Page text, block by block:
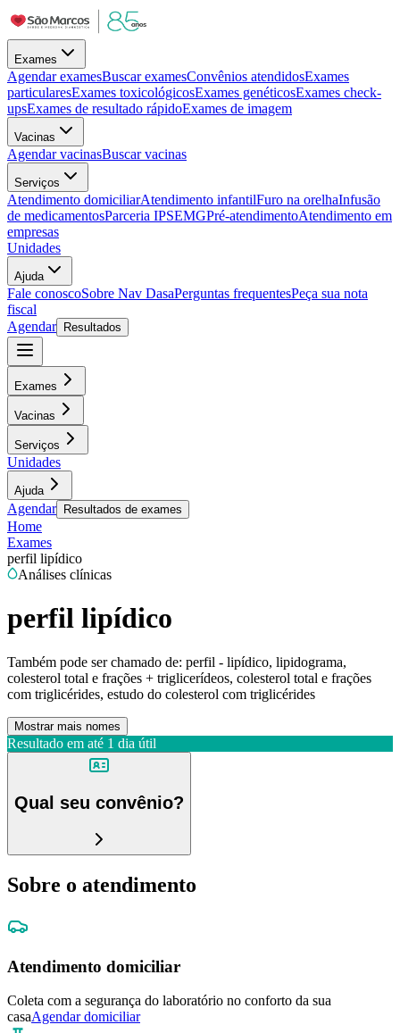
Exames
Agendar examesBuscar examesConvênios atendidosExames
particularesExames toxicológicosExames genéticosExames check-
upsExames de resultado rápidoExames de imagem
Vacinas
Agendar vacinasBuscar vacinas
Serviços
Atendimento domiciliarAtendimento infantilFuro na orelhaInfusão
de medicamentosParceria IPSEMGPré-atendimentoAtendimento em
empresas
Unidades
Ajuda
Fale conoscoSobre Nav DasaPerguntas frequentesPeça sua nota
fiscal
Agendar
Resultados
Exames
Vacinas
Serviços
Unidades
Ajuda
Agendar Resultados de exames
Home
Exames
perfil lipídico
Análises clínicas
perfil lipídico
Também pode ser chamado de: perfil - lipídico, lipidograma,
colesterol total e frações + triglicerídeos, colesterol total e frações
com triglicérides, estudo do colesterol com triglicérides
Mostrar mais nomes
Resultado em até 1 dia útil
Qual seu convênio?
Sobre o atendimento
Atendimento domiciliar
Coleta com a segurança do laboratório no conforto da sua
casaAgendar domiciliar